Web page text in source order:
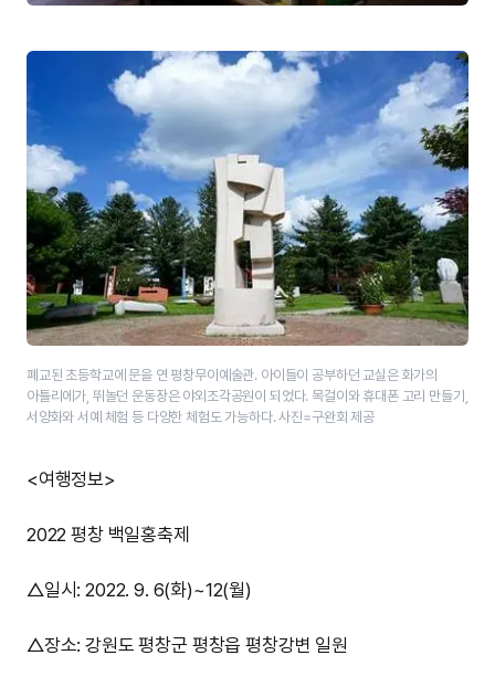
폐교된 초등학교에 문을 연 평창무이예술관. 아이들이 공부하던 교실은 화가의
아틀리에가, 뛰놀던 운동장은 야외조각공원이 되었다. 목걸이와 휴대폰 고리 만들기,
서양화와 서예 체험 등 다양한 체험도 가능하다. 사진=구완회 제공
<여행정보>
2022 평창 백일홍축제
△일시: 2022. 9. 6(화)~12(월)
△장소: 강원도 평창군 평창읍 평창강변 일원